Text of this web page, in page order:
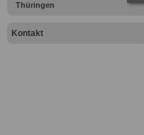
Thüringen
Kontakt